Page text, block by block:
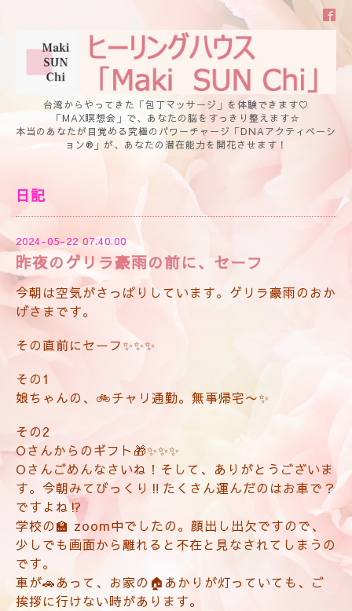
台湾からやってきた「包丁マッサージ」を体験できます♡
「MAX瞑想会」で、あなたの脳をすっきり整えます☆
本当のあなたが目覚める究極のパワーチャージ「DNAアクティベーシ
ョン®」が、あなたの潜在能力を開花させます！
日記
2024-05-22 07:40:00
昨夜のゲリラ豪雨の前に、セーフ
今朝は空気がさっぱりしています。ゲリラ豪雨のおか
げさまです。
その直前にセーフ✨✨✨
その1
娘ちゃんの、🚲チャリ通勤。無事帰宅〜✨
その2
Oさんからのギフト🎁✨✨✨
Oさんごめんなさいね！そして、ありがとうございま
す。今朝みてびっくり‼️たくさん運んだのはお車で？
ですよね⁉️
学校の🏫 zoom中でしたの。顔出し出欠ですので、
少しでも画面から離れると不在と見なされてしまうの
です。
車が🚗あって、お家の🏠あかりが灯っていても、ご
挨拶に行けない時があります。